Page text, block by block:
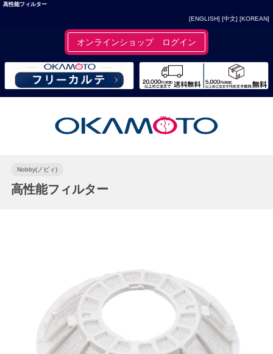
高性能フィルター
[ENGLISH] [中文] [KOREAN]
オンラインショップ ログイン
Nobby(ノビィ)
高性能フィルター